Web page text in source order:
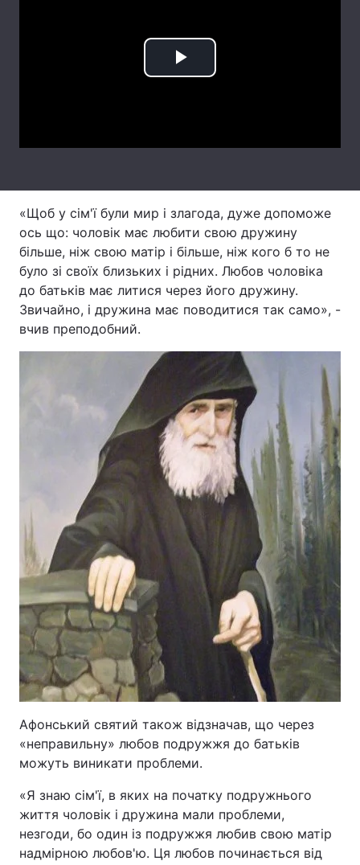
Play
«Щоб у сім'ї були мир і злагода, дуже допоможе
ось що: чоловік має любити свою дружину
більше, ніж свою матір і більше, ніж кого б то не
було зі своїх близьких і рідних. Любов чоловіка
до батьків має литися через його дружину.
Звичайно, і дружина має поводитися так само», -
вчив преподобний.
Афонський святий також відзначав, що через
«неправильну» любов подружжя до батьків
можуть виникати проблеми.
«Я знаю сім'ї, в яких на початку подружнього
життя чоловік і дружина мали проблеми,
незгоди, бо один із подружжя любив свою матір
надмірною любов'ю. Ця любов починається від